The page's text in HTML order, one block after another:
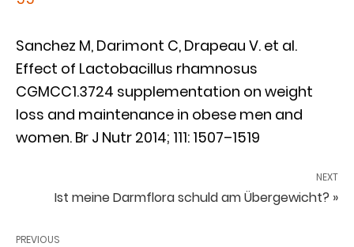
Sanchez M, Darimont C, Drapeau V. et al.
Effect of Lactobacillus rhamnosus
CGMCC1.3724 supplementation on weight
loss and maintenance in obese men and
women. Br J Nutr 2014; 111: 1507–1519
NEXT
Ist meine Darmflora schuld am Übergewicht? »
PREVIOUS